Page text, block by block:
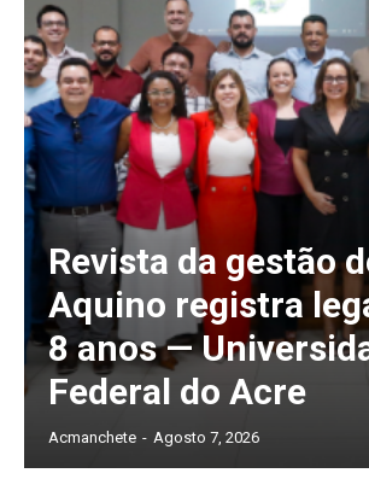
Revista da gestão
Aquino registra
8 anos —
Federal do Acre
Acmanchete - Agosto 7, 2026